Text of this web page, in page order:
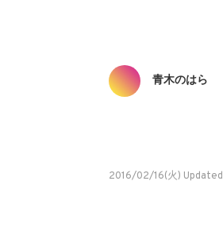
青木のはら
2016/02/16(火) Updated